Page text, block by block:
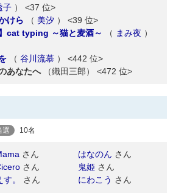
子 ） <37 位>
けら
（ 美汐 ） <39 位>
cat typing ～猫と麦酒～
（ まみ夜 ）
（ 谷川流慕 ） <442 位>
あなたへ
（織田三郎） <472 位>
選 10名
さん はなのん さん
さん 鬼姫 さん
す。 さん にわこう さん